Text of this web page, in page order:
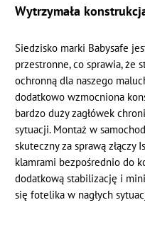
Wytrzymała
Siedzisko marki Babysafe
przestronne, co sprawia, że
ochronną dla naszego
dodatkowo wzmocniona
bardzo duży zagłówek
sytuacji. Montaż w
skuteczny za sprawą złączy
klamrami bezpośrednio do
dodatkową stabilizację i
się fotelika w nagłych